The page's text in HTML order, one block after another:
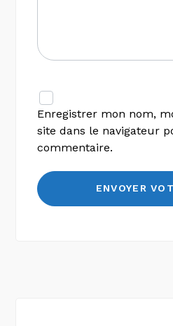
Enregistrer mon nom,
site dans le navigateur
commentaire.